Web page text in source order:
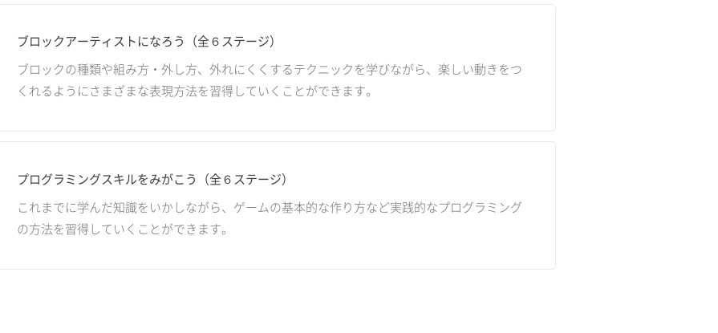
ブロックアーティストになろう（全６ステージ）
ブロックの種類や組み方・外し方、外れにくくするテクニックを学びながら、楽しい動きをつ
くれるようにさまざまな表現方法を習得していくことができます。
プログラミングスキルをみがこう（全６ステージ）
これまでに学んだ知識をいかしながら、ゲームの基本的な作り方など実践的なプログラミング
の方法を習得していくことができます。